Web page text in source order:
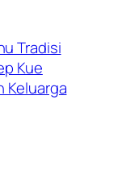
Tradisi
Kue
Keluarga